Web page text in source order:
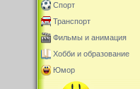
Спорт
Транспорт
Фильмы и анимация
Хобби и образование
Юмор